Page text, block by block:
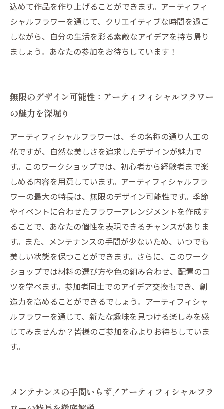
込めて作品を作り上げることができます。アーティフィ
シャルフラワーを通じて、クリエイティブな時間を過ご
しながら、自分の生活を彩る素敵なアイデアを持ち帰り
ましょう。あなたの参加をお待ちしています！
無限のデザイン可能性：アーティフィシャルフラワー
の魅力を深堀り
アーティフィシャルフラワーは、その名称の通り人工の
花ですが、自然な美しさを追求したデザインが魅力で
す。このワークショップでは、初心者から経験者まで楽
しめる内容を用意しています。アーティフィシャルフラ
ワーの最大の特長は、無限のデザイン可能性です。季節
やイベントに合わせたフラワーアレンジメントを作成す
ることで、あなたの個性を表現できるチャンスがありま
す。また、メンテナンスの手間が少ないため、いつでも
美しい状態を保つことができます。さらに、このワーク
ショップでは材料の選び方や色の組み合わせ、配置のコ
ツを学べます。参加者同士でのアイデア交換もでき、創
造力を高めることができるでしょう。アーティフィシャ
ルフラワーを通じて、新たな趣味を見つける楽しみを感
じてみませんか？皆様のご参加を心よりお待ちしていま
す。
メンテナンスの手間いらず！アーティフィシャルフラ